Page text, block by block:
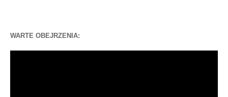
WARTE OBEJRZENIA: